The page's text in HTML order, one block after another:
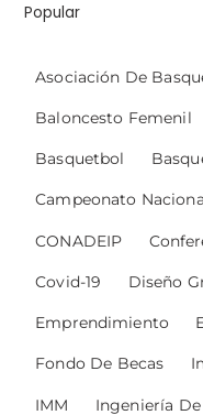
Popular
Asociación De
Baloncesto Femenil
Basquetbol
Campeonato
CONADEIP
Covid-19 Diseño
Emprendimiento
Fondo De Becas
IMM Ingeniería